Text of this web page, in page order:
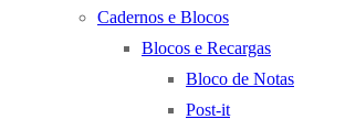
Cadernos e Blocos
Blocos e Recargas
Bloco de Notas
Post-it